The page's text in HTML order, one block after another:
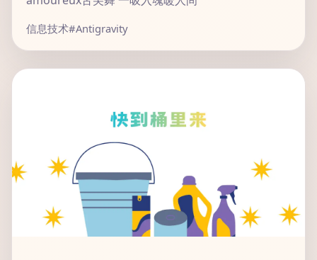
信息技术#Antigravity